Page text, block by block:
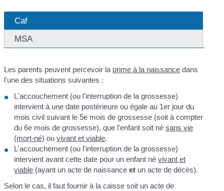
Caf
MSA
Les parents peuvent percevoir la prime à la naissance dans
l'une des situations suivantes :
L'accouchement (ou l'interruption de la grossesse)
intervient à une date postérieure ou égale au 1er jour du
mois civil suivant le 5e mois de grossesse (soit à compter
du 6e mois de grossesse), que l'enfant soit nésans vie
(mort-né) ouvivant et viable.
L'accouchement (ou l'interruption de la grossesse)
intervient avant cette date pour un enfant névivant et
viable (ayant un acte de naissanceet un acte de décès).
Selon le cas, il faut fournir à la caisse soit un acte de